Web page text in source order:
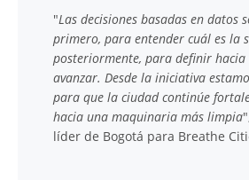
"Las decisiones basadas en datos
primero, para entender cuál es la
posteriormente, para definir hacia
avanzar. Desde la iniciativa
para que la ciudad continúe
hacia una maquinaria más limpia
líder de Bogotá para Breathe